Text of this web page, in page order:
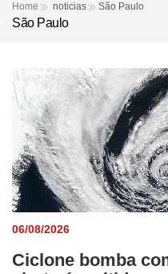
Home noticias São Paulo
São Paulo
06/08/2026
Ciclone bomba